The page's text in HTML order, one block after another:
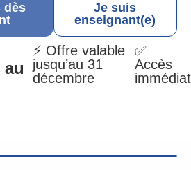
dès
Je suis
enseignant(e)
au
⚡ Offre valable
jusqu’au 31
décembre
✅
Accès
immédiat